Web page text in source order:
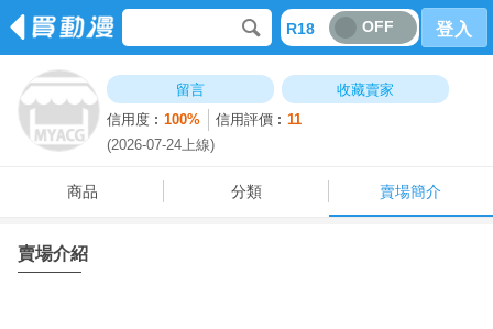
R18 OFF 登入
留言
收藏賣家
信用度︰100% 信用評價︰11
(2026-07-24上線)
商品 分類 賣場簡介
賣場介紹
商品 分類 賣場簡介